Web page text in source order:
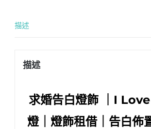
描述
描述
求婚告白燈飾 ｜I
燈｜ 燈飾租借｜告白佈